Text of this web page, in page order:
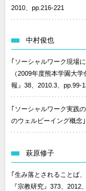
2010、pp.216-221
中村俊也
｢ソーシャルワーク現場
（2009年度熊本学園大
報』38、2010.3、pp.99-
｢ソーシャルワーク実践
のウェルビーイング概念
萩原修子
｢生み落とされることば
『宗教研究』373、2012